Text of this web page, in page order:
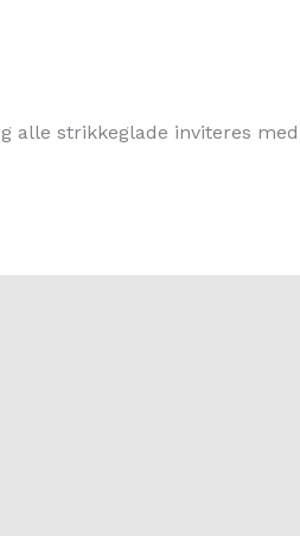
alle strikkeglade inviteres med